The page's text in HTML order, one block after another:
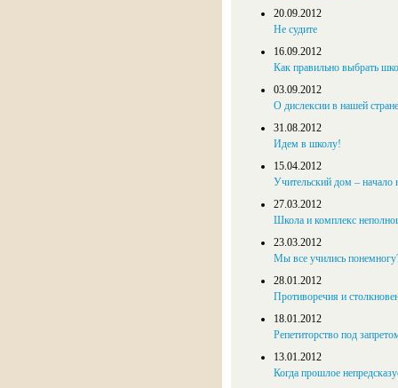
20.09.2012
Не судите
16.09.2012
Как правильно выбрать
03.09.2012
О дислексии в нашей
31.08.2012
Идем в школу!
15.04.2012
Учительский дом – начало
27.03.2012
Школа и комплекс
23.03.2012
Мы все учились
28.01.2012
Противоречия и
18.01.2012
Репетиторство под
13.01.2012
Когда прошлое